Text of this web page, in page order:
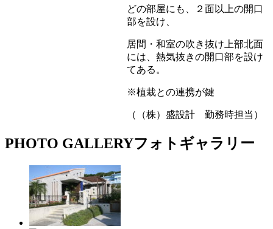
どの部屋にも、２面以上の開口
部を設け、
居間・和室の吹き抜け上部北面
には、熱気抜きの開口部を設け
てある。
※植栽との連携が鍵
（（株）盛設計 勤務時担当）
PHOTO GALLERYフォトギャラリー